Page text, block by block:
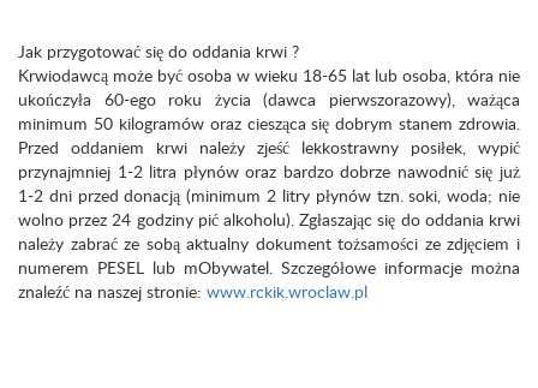
Jak przygotować się do oddania krwi ?
Krwiodawcą może być osoba w wieku 18-65 lat lub osoba, która nie
ukończyła 60-ego roku życia (dawca pierwszorazowy), ważąca
minimum 50 kilogramów oraz ciesząca się dobrym stanem zdrowia.
Przed oddaniem krwi należy zjeść lekkostrawny posiłek, wypić
przynajmniej 1-2 litra płynów oraz bardzo dobrze nawodnić się już
1-2 dni przed donacją (minimum 2 litry płynów tzn. soki, woda; nie
wolno przez 24 godziny pić alkoholu). Zgłaszając się do oddania krwi
należy zabrać ze sobą aktualny dokument tożsamości ze zdjęciem i
numerem PESEL lub mObywatel. Szczegółowe informacje można
znaleźć na naszej stronie: www.rckik.wroclaw.pl